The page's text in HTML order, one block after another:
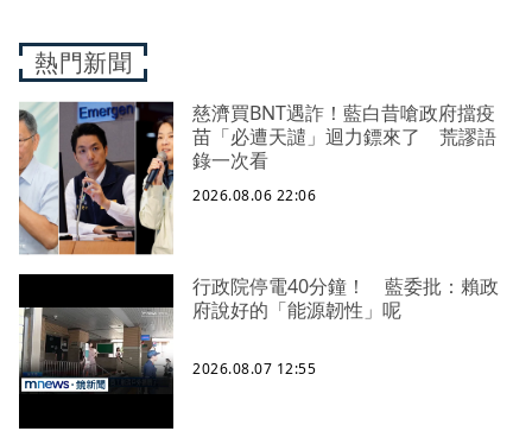
熱門新聞
慈濟買BNT遇詐！藍白昔嗆政府擋疫
苗「必遭天譴」迴力鏢來了 荒謬語
錄一次看
2026.08.06 22:06
行政院停電40分鐘！ 藍委批：賴政
府說好的「能源韌性」呢
2026.08.07 12:55